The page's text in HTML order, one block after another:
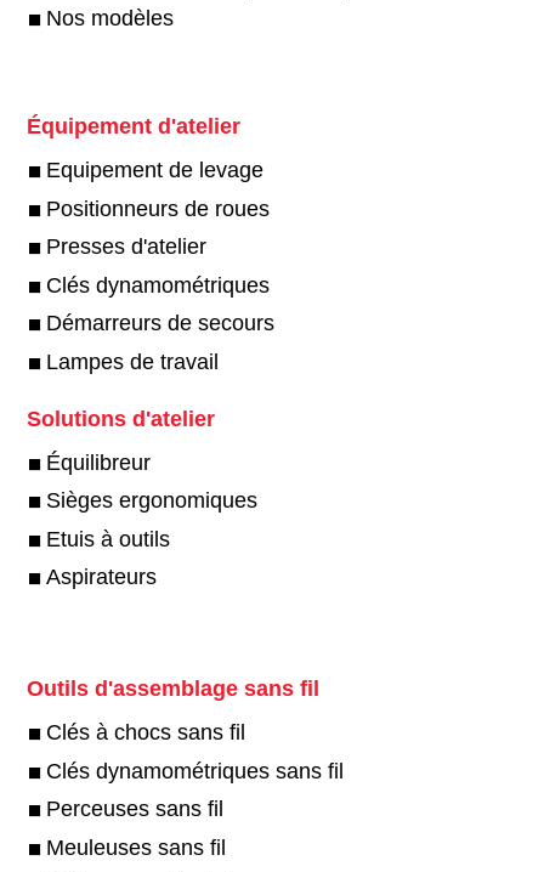
Nos modèles
Équipement d'atelier
Equipement de levage
Positionneurs de roues
Presses d'atelier
Clés dynamométriques
Démarreurs de secours
Lampes de travail
Solutions d'atelier
Équilibreur
Sièges ergonomiques
Etuis à outils
Aspirateurs
Outils d'assemblage sans fil
Clés à chocs sans fil
Clés dynamométriques sans fil
Perceuses sans fil
Meuleuses sans fil